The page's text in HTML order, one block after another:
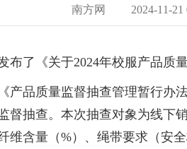
南方网 2024-11-21
《关于2024年校服产品质
品质量监督抽查管理暂行办
督抽查。本次抽查对象为线下
含量（%）、绳带要求（安全